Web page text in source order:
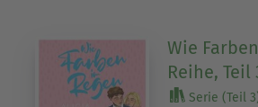
Wie
Reihe, Teil
Serie (Teil